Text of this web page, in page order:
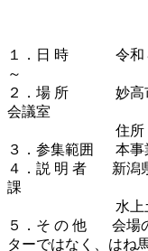
１．日 時 令和８
～
２．場 所 妙高市
会議室
住所：妙高
３．参集範囲 本事
４．説 明 者 新潟
課
水上土地
５．そ の 他 会場
ターではなく、 はね